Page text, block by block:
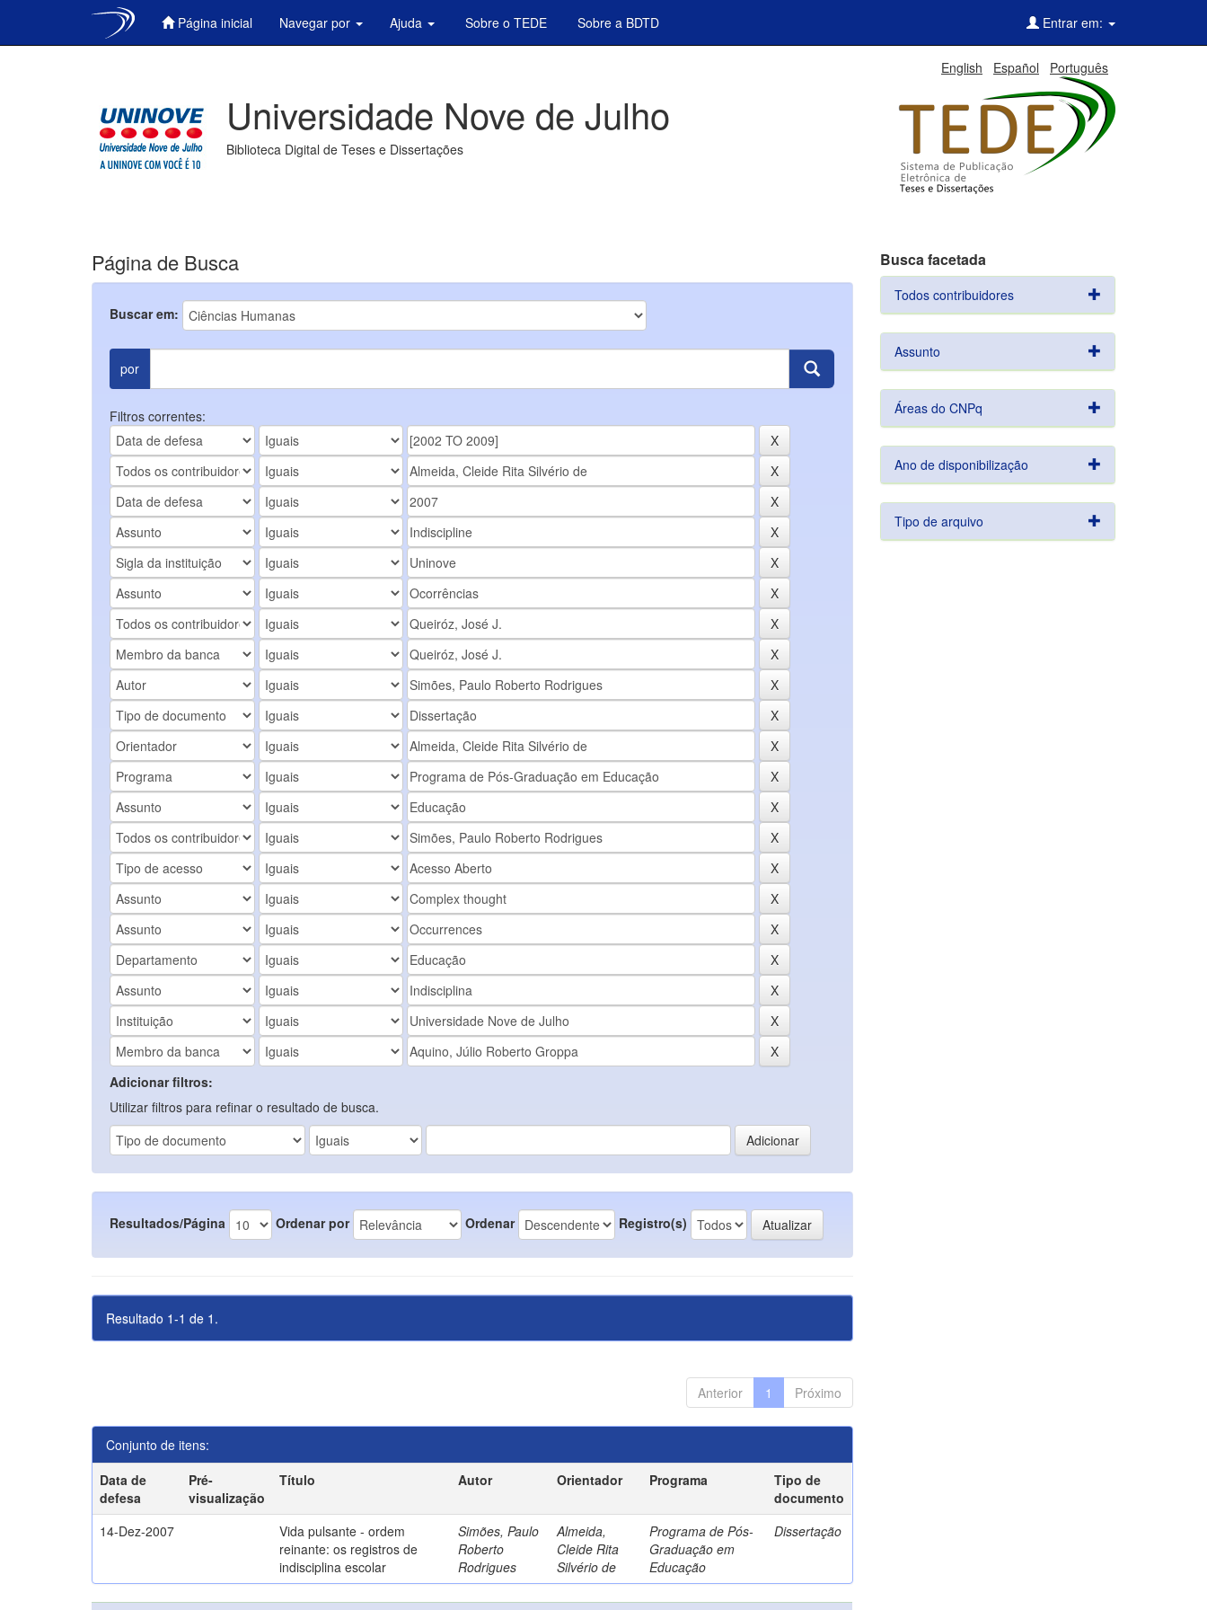
Página inicial Navegar por Ajuda Sobre o TEDE Sobre a BDTD Entrar em:
English Español Português
Universidade Nove de Julho
Biblioteca Digital de Teses e Dissertações
Página de Busca
Buscar em:
por
Filtros correntes:
Adicionar filtros:
Utilizar filtros para refinar o resultado de busca.
Resultados/Página Ordenar por Ordenar Registro(s)
Resultado 1-1 de 1.
Anterior 1 Próximo
Conjunto de itens:
Data de
defesa
Pré-
visualização
Título Autor Orientador Programa
Tipo de
documento
14-Dez-2007
Vida pulsante - ordem
reinante: os registros de
indisciplina escolar
Simões, Paulo
Roberto
Rodrigues
Almeida,
Cleide Rita
Silvério de
Programa de Pós-
Graduação em
Educação
Dissertação
Busca facetada
Todos contribuidores
Assunto
Áreas do CNPq
Ano de disponibilização
Tipo de arquivo